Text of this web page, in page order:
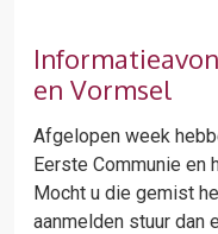
en Vormsel
Afgelopen week
Eerste Communie en
Mocht u die gemist
aanmelden stuur dan